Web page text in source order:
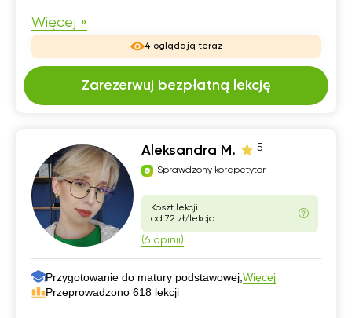
Więcej »
4 oglądają teraz
Zarezerwuj bezpłatną lekcję
Aleksandra M. 5
Sprawdzony korepetytor
Koszt lekcji
od 72 zł/lekcja
(6 opinii)
Przygotowanie do matury podstawowej, Więcej
Przeprowadzono 618 lekcji